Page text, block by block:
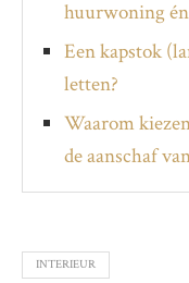
huurwoning
Een kapstok
letten?
Waarom
de aanschaf
INTERIEUR